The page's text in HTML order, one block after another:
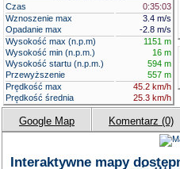
Czas
0:35:03
Wznoszenie max
3.4 m/s
Opadanie max
-2.8 m/s
Wysokość max (n.p.m)
1151 m
Wysokość min (n.p.m.)
16 m
Wysokość startu (n.p.m.)
594 m
Przewyższenie
557 m
Prędkość max
45.2 km/h
Prędkość średnia
25.3 km/h
Google Map Komentarz (0)
Interaktywne mapy